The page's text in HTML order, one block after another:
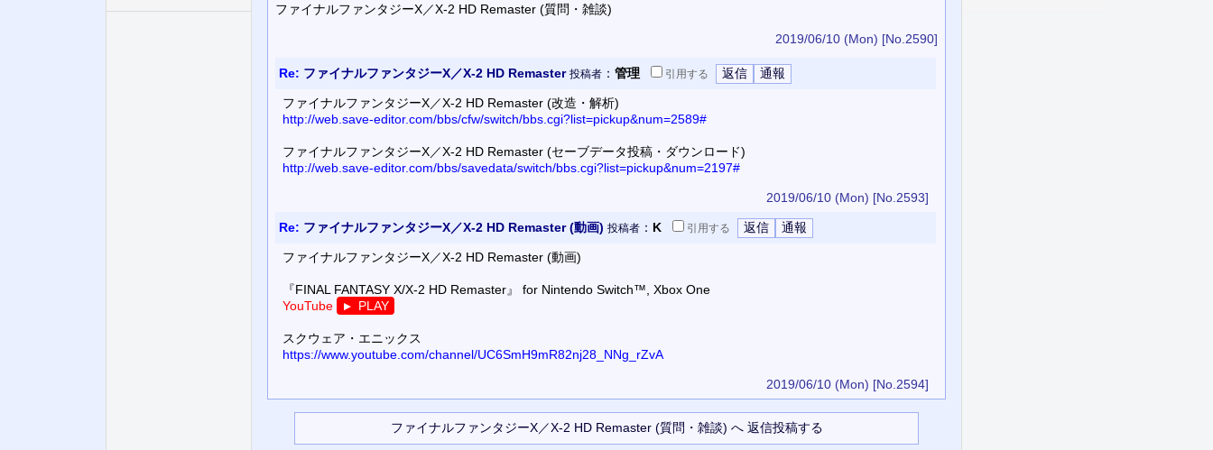
ファイナルファンタジーX／X-2 HD Remaster (質問・雑談)
2019/06/10 (Mon) [No.2590]
Re: ファイナルファンタジーX／X-2 HD Remaster 投稿者 ： 管理 引用する
ファイナルファンタジーX／X-2 HD Remaster (改造・解析)
http://web.save-editor.com/bbs/cfw/switch/bbs.cgi?list=pickup&num=2589#
ファイナルファンタジーX／X-2 HD Remaster (セーブデータ投稿・ダウンロード)
http://web.save-editor.com/bbs/savedata/switch/bbs.cgi?list=pickup&num=2197#
2019/06/10 (Mon) [No.2593]
Re: ファイナルファンタジーX／X-2 HD Remaster (動画) 投稿者 ： K 引用する
ファイナルファンタジーX／X-2 HD Remaster (動画)
『FINAL FANTASY X/X-2 HD Remaster』 for Nintendo Switch™, Xbox One
YouTube
▼ PLAY
スクウェア・エニックス
https://www.youtube.com/channel/UC6SmH9mR82nj28_NNg_rZvA
2019/06/10 (Mon) [No.2594]